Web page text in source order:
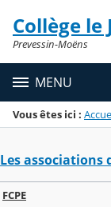
Menu de la
Contenu
Collège le
Prevessin-Moëns
MENU
Vous êtes ici :
Les associations
FCPE